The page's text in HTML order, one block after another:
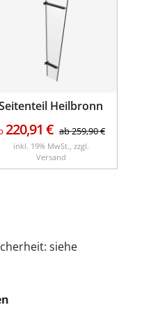
Heilbronn
220,91 € ab259,90€
inkl. 19% MwSt., zzgl.
Versand
siehe